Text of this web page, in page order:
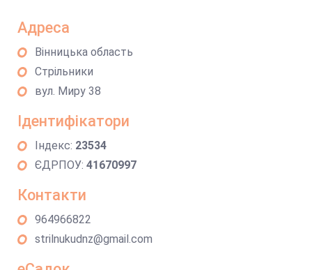
Адреса
Вінницька область
Стрільники
вул. Миру 38
Ідентифікатори
Індекс: 23534
ЄДРПОУ: 41670997
Контакти
964966822
strilnukudnz@gmail.com